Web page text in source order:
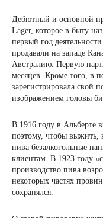
Дебютный и основной
Lager, которое в быту
первый год
продавали на западе
Австралию. Первую
месяцев. Кроме того, в
зарегистрировала свой
изображением головы
В 1916 году в Альберте
поэтому, чтобы выжить,
пива безалкогольные
клиентам. В 1923 году
производство пива
некоторых частях
сохранялся.